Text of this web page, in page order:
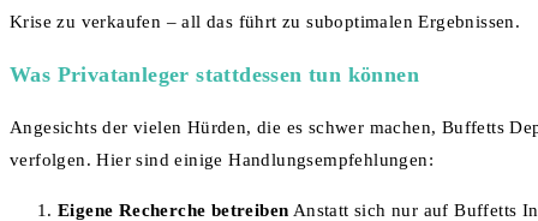
Krise zu verkaufen – all das führt zu suboptimalen Ergebnissen.
Was Privatanleger stattdessen tun können
Angesichts der vielen Hürden, die es schwer machen, Buffetts
verfolgen. Hier sind einige Handlungsempfehlungen:
Eigene Recherche betreiben Anstatt sich nur auf Buffetts